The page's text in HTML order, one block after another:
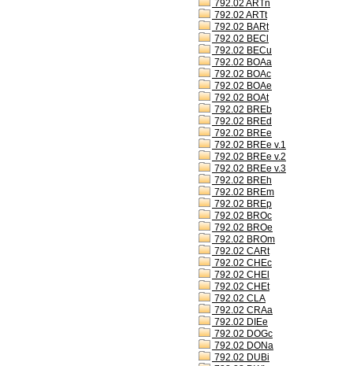
792.02 ARTn
792.02 ARTt
792.02 BARt
792.02 BECl
792.02 BECu
792.02 BOAa
792.02 BOAc
792.02 BOAe
792.02 BOAt
792.02 BREb
792.02 BREd
792.02 BREe
792.02 BREe v.1
792.02 BREe v.2
792.02 BREe v.3
792.02 BREh
792.02 BREm
792.02 BREp
792.02 BROc
792.02 BROe
792.02 BROm
792.02 CARt
792.02 CHEc
792.02 CHEl
792.02 CHEt
792.02 CLA
792.02 CRAa
792.02 DIEe
792.02 DOGc
792.02 DONa
792.02 DUBi